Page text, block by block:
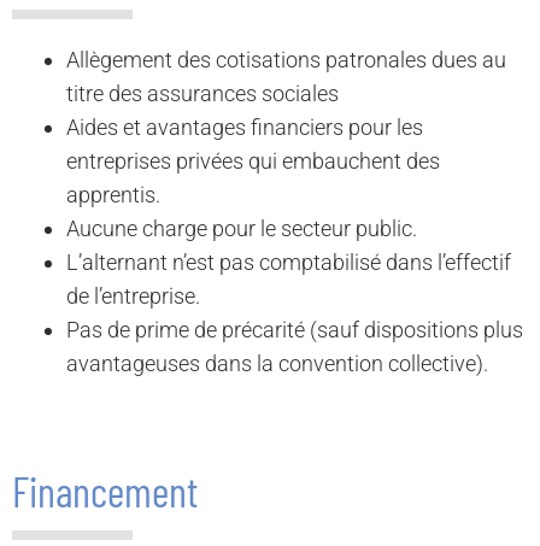
Allègement des cotisations patronales dues au
titre des assurances sociales
Aides et avantages financiers pour les
entreprises privées qui embauchent des
apprentis.
Aucune charge pour le secteur public.
L’alternant n’est pas comptabilisé dans l’effectif
de l’entreprise.
Pas de prime de précarité (sauf dispositions plus
avantageuses dans la convention collective).
Financement